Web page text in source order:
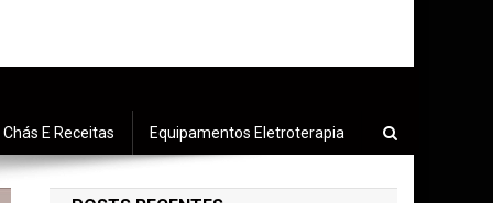
Chás E Receitas Equipamentos Eletroterapia